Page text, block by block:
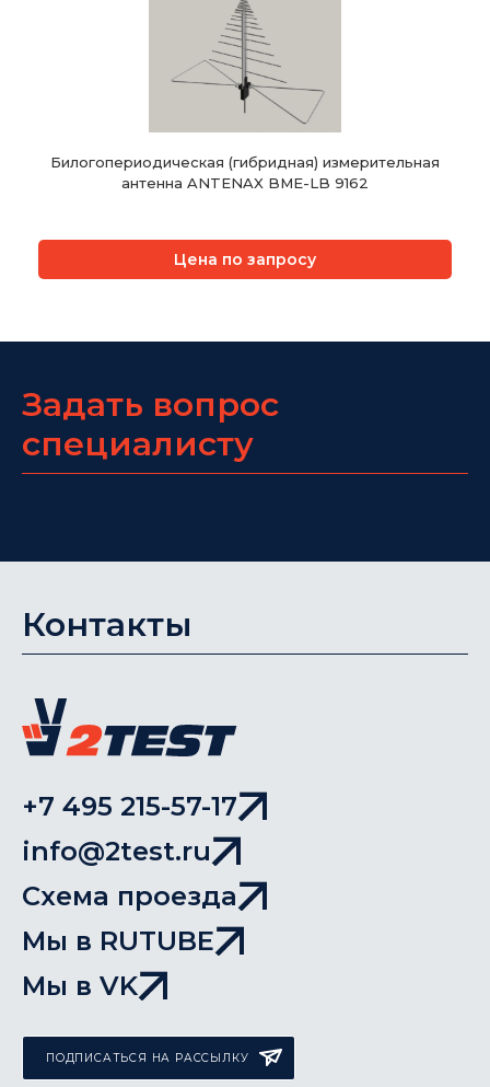
Билогопериодическая (гибридная) измерительная
антенна ANTENAX BME-LB 9162
Цена по запросу
Задать вопрос
специалисту
Контакты
+7 495 215-57-17
info@2test.ru
Схема проезда
Мы в RUTUBE
Мы в VK
ПОДПИСАТЬСЯ НА РАССЫЛКУ